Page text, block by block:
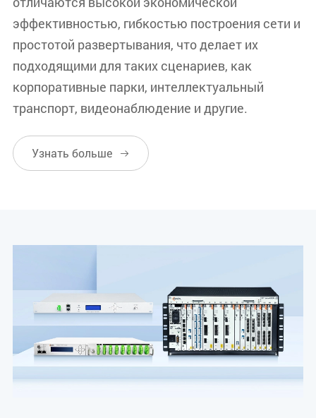
эффективностью, гибкостью построения сети и
простотой развертывания, что делает их
подходящими для таких сценариев, как
корпоративные парки, интеллектуальный
транспорт, видеонаблюдение и другие.
Узнать больше 